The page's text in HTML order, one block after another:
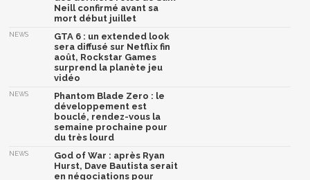
Neill confirmé avant sa
mort début juillet
NEWS
GTA 6 : un extended look
sera diffusé sur Netflix fin
août, Rockstar Games
surprend la planète jeu
vidéo
NEWS
Phantom Blade Zero : le
développement est
bouclé, rendez-vous la
semaine prochaine pour
du très lourd
NEWS
God of War : après Ryan
Hurst, Dave Bautista serait
en négociations pour